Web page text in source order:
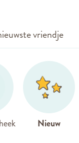
Nieuw
vriendje